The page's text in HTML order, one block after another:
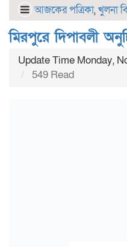
আজকের পত্রিকা,খুলনা
মিরপুরে দিপাবলী
Update Time Monday,
549 Read